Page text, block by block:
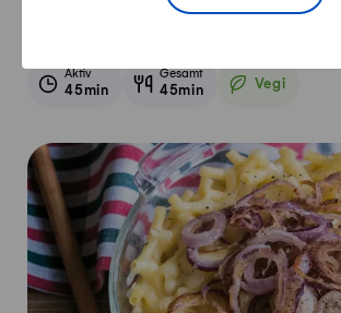
Aktiv
45min
Gesamt
45min Vegi
Vegetarisch